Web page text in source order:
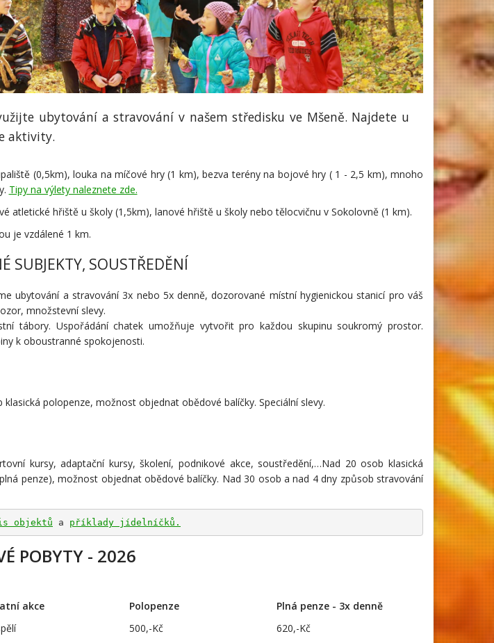
ubytování a stravování v našem středisku ve Mšeně. Najdete u
aktivity.
(0,5km), louka na míčové hry (1 km), bezva terény na bojové hry ( 1 - 2,5 km), mnoho
Tipy na výlety naleznete zde.
atletické hřiště u školy (1,5km), lanové hřiště u školy nebo tělocvičnu v Sokolovně (1 km).
je vzdálené 1 km.
SUBJEKTY, SOUSTŘEDĚNÍ
ubytování a stravování 3x nebo 5x denně, dozorované místní hygienickou stanicí pro váš
množstevní slevy.
tábory. Uspořádání chatek umožňuje vytvořit pro každou skupinu soukromý prostor.
k oboustranné spokojenosti.
polopenze, možnost objednat obědové balíčky. Speciální slevy.
kursy, adaptační kursy, školení, podnikové akce, soustředění,…Nad 20 osob klasická
penze), možnost objednat obědové balíčky. Nad 30 osob a nad 4 dny způsob stravování
objektů a příklady jídelníčků.
POBYTY - 2026
akce Polopenze
Plná penze - 3x denně
500,-Kč
620,-Kč